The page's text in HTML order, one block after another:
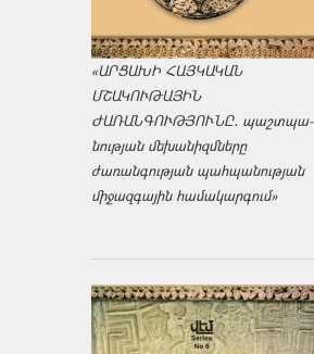
«ԱՐՑԱԽԻ ՀԱՅԿԱԿԱՆ
ՄՇԱԿՈՒԹԱՅԻՆ
ԺԱՌԱՆԳՈՒԹՅՈՒՆԸ․ պաշտպա­
նության մեխանիզմները
ժառանգության պահպանության
միջազ­գային համակարգում»